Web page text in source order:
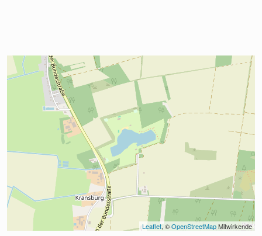
Leaflet, © OpenStreetMap Mitwirkende